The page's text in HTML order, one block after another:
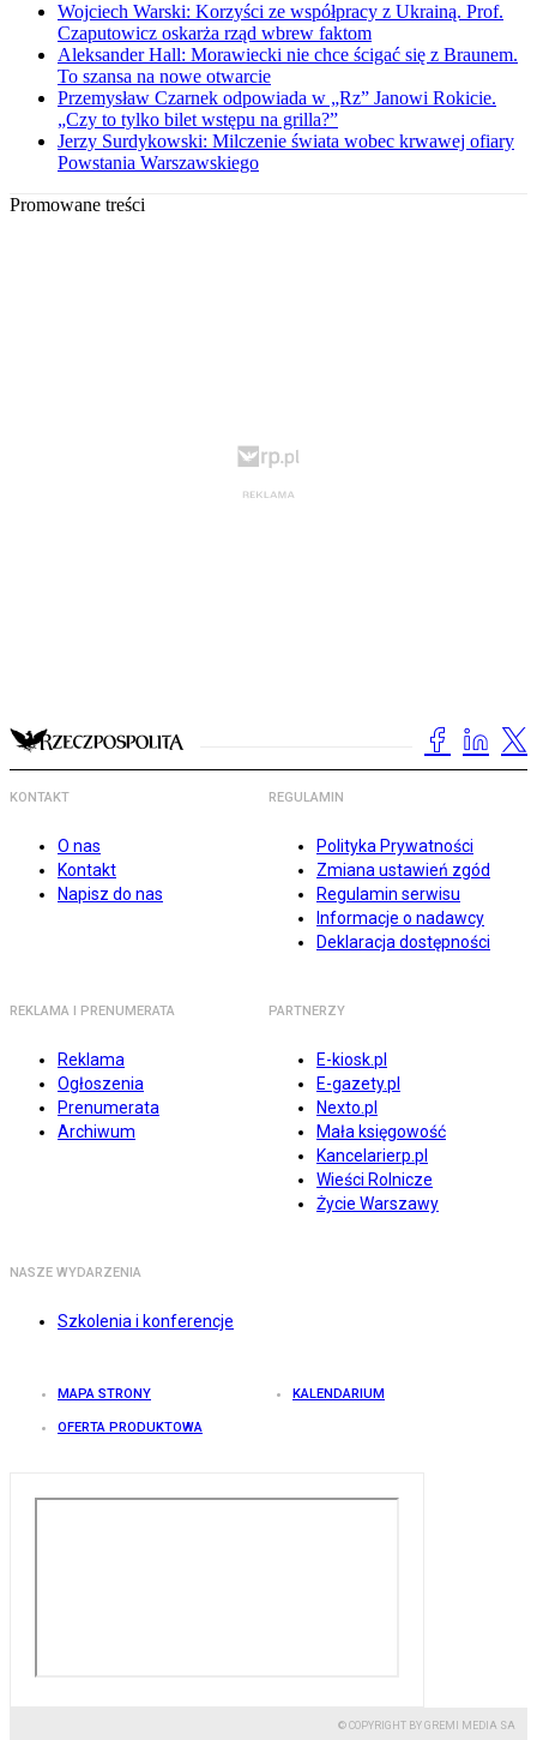
Wojciech Warski: Korzyści ze współpracy z Ukrainą. Prof.
Czaputowicz oskarża rząd wbrew faktom
Aleksander Hall: Morawiecki nie chce ścigać się z Braunem.
To szansa na nowe otwarcie
Przemysław Czarnek odpowiada w „Rz” Janowi Rokicie.
„Czy to tylko bilet wstępu na grilla?”
Jerzy Surdykowski: Milczenie świata wobec krwawej ofiary
Powstania Warszawskiego
Promowane treści
KONTAKT
O nas
Kontakt
Napisz do nas
REGULAMIN
Polityka Prywatności
Zmiana ustawień zgód
Regulamin serwisu
Informacje o nadawcy
Deklaracja dostępności
REKLAMA I PRENUMERATA
Reklama
Ogłoszenia
Prenumerata
Archiwum
PARTNERZY
E-kiosk.pl
E-gazety.pl
Nexto.pl
Mała księgowość
Kancelarierp.pl
Wieści Rolnicze
Życie Warszawy
NASZE WYDARZENIA
Szkolenia i konferencje
MAPA STRONY KALENDARIUM
OFERTA PRODUKTOWA
© COPYRIGHT BY GREMI MEDIA SA